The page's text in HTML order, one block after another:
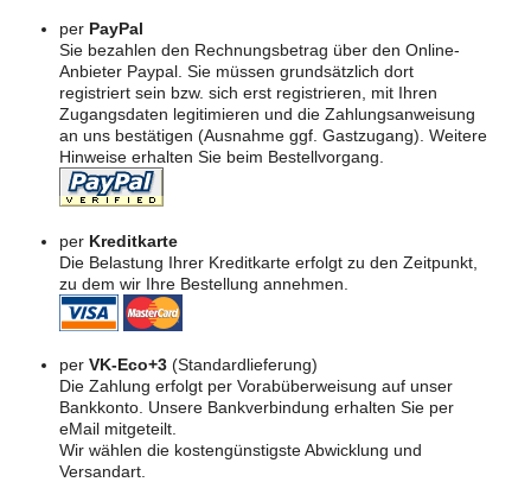
per PayPal
Sie bezahlen den Rechnungsbetrag über den Online-
Anbieter Paypal. Sie müssen grundsätzlich dort
registriert sein bzw. sich erst registrieren, mit Ihren
Zugangsdaten legitimieren und die Zahlungsanweisung
an uns bestätigen (Ausnahme ggf. Gastzugang). Weitere
Hinweise erhalten Sie beim Bestellvorgang.
per Kreditkarte
Die Belastung Ihrer Kreditkarte erfolgt zu den Zeitpunkt,
zu dem wir Ihre Bestellung annehmen.
per VK-Eco+3(Standardlieferung)
Die Zahlung erfolgt per Vorabüberweisung auf unser
Bankkonto. Unsere Bankverbindung erhalten Sie per
eMail mitgeteilt.
Wir wählen die kostengünstigste Abwicklung und
Versandart.